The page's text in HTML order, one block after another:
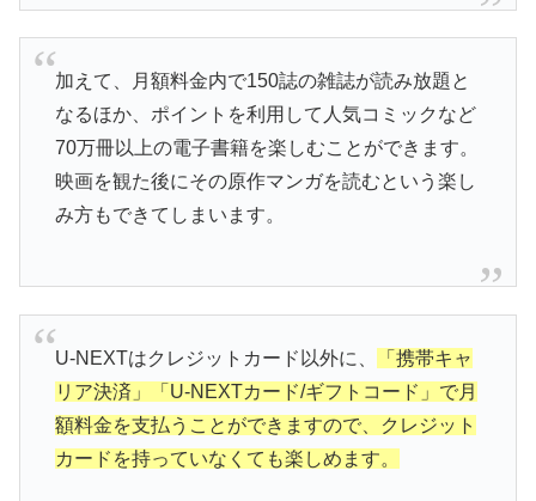
加えて、月額料金内で150誌の雑誌が読み放題と
なるほか、ポイントを利用して人気コミックなど
70万冊以上の電子書籍を楽しむことができます。
映画を観た後にその原作マンガを読むという楽し
み方もできてしまいます。
U-NEXTはクレジットカード以外に、
「携帯キャ
リア決済」「U-NEXTカード/ギフトコード」で月
額料金を支払うことができますので、クレジット
カードを持っていなくても楽しめます。